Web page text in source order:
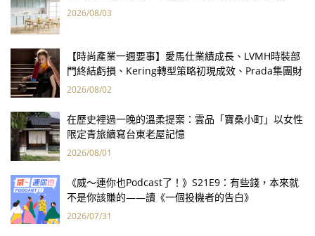
2026/08/03
【時尚產業一週要事】愛馬仕業績成長、LVMH時裝部
門終結虧損、Kering轉型策略初現成效、Prada集團財
報亮眼
2026/08/02
在歷史裡過一晚的溫柔提案：雲品「寶桑小町」以女性
限定青旅續寫台東老屋記憶
2026/08/01
《威～連你也Podcast了！》S21E9：有些錢，本來就
不是你該賺的——讀《一個投機者的告白》
2026/07/31